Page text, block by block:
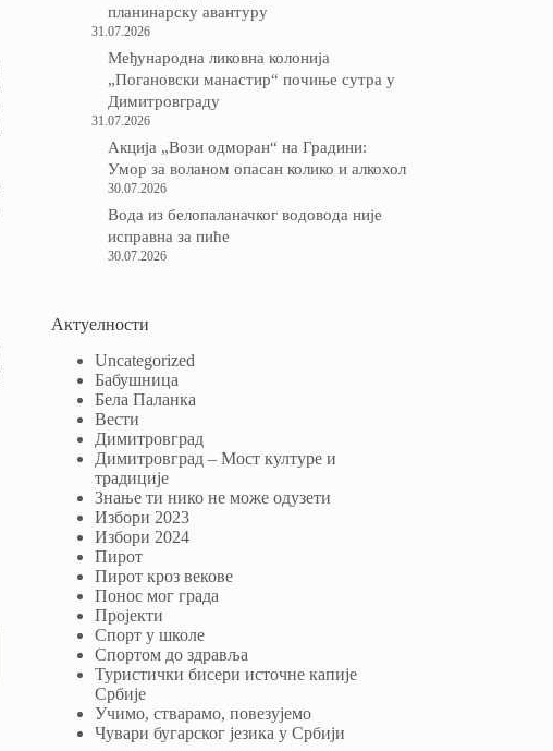
планинарску авантуру
31.07.2026
Међународна ликовна колонија
„Погановски манастир“ почиње сутра у
Димитровграду
31.07.2026
Акција „Вози одморан“ на Градини:
Умор за воланом опасан колико и алкохол
30.07.2026
Вода из белопаланачког водовода није
исправна за пиће
30.07.2026
Актуелности
Uncategorized
Бабушница
Бела Паланка
Вести
Димитровград
Димитровград – Мост културе и
традиције
Знање ти нико не може одузети
Избори 2023
Избори 2024
Пирот
Пирот кроз векове
Понос мог града
Пројекти
Спорт у школе
Спортом до здравља
Туристички бисери источне капије
Србије
Учимо, стварамо, повезујемо
Чувари бугарског језика у Србији